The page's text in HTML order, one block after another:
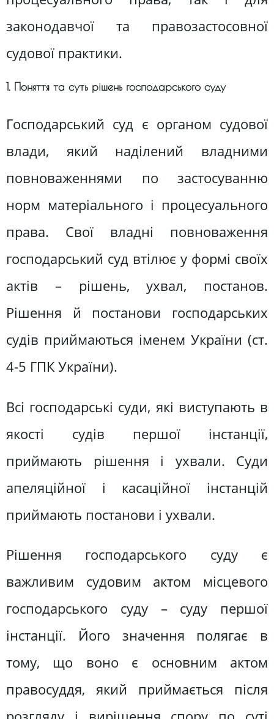
законодавчої та правозастосовної
судової практики.
1. Поняття та суть рішень господарського суду
Господарський суд є органом судової
влади, який наділений владними
повноваженнями по застосуванню
норм матеріального і процесуального
права. Свої владні повноваження
господарський суд втілює у формі своїх
актів – рішень, ухвал, постанов.
Рішення й постанови господарських
судів приймаються іменем України (ст.
4-5 ГПК України).
Всі господарські суди, які виступають в
якості судів першої інстанції,
приймають рішення і ухвали. Суди
апеляційної і касаційної інстанцій
приймають постанови і ухвали.
Рішення господарського суду є
важливим судовим актом місцевого
господарського суду – суду першої
інстанції. Його значення полягає в
тому, що воно є основним актом
правосуддя, який приймається після